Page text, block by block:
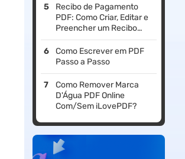
Recibo de Pagamento
PDF: Como Criar, Editar e
Preencher um Recibo
Online
Como Escrever em PDF
Passo a Passo
Como Remover Marca
D'Água PDF Online
Com/Sem iLovePDF?